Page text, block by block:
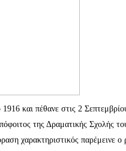
και πέθανε στις 2
της Δραματικής Σχολής
χαρακτηριστικός